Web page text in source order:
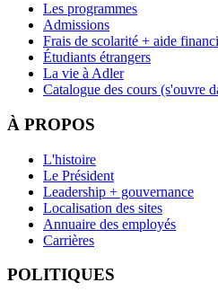
Les programmes
Admissions
Frais de scolarité + aide
Étudiants étrangers
La vie à Adler
Catalogue des cours (s'ouvre
À PROPOS
L'histoire
Le Président
Leadership + gouvernance
Localisation des sites
Annuaire des employés
Carrières
POLITIQUES